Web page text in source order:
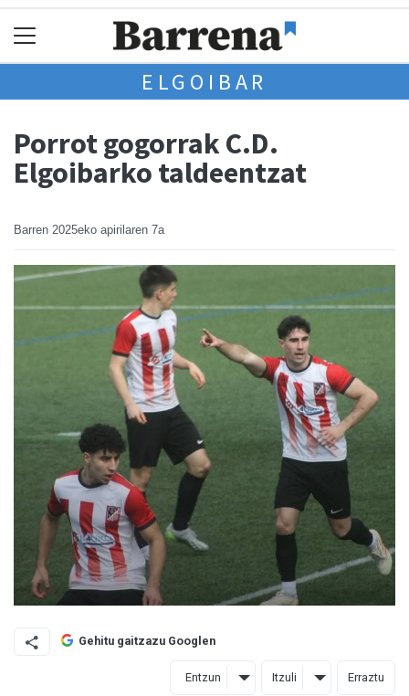
ELGOIBAR
Porrot gogorrak C.D.
Elgoibarko taldeentzat
Barren 2025eko apirilaren 7a
Gehitu gaitzazu Googlen
Entzun Itzuli Erraztu